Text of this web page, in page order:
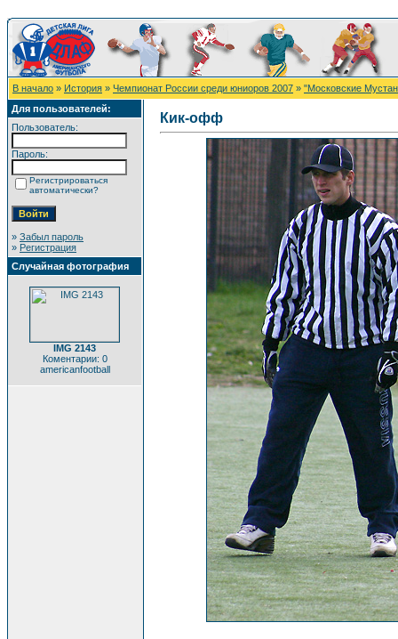
В начало » История » Чемпионат России среди юниоров 2007 » "Московские
Для пользователей:
Пользователь:
Пароль:
Регистрироваться
автоматически?
» Забыл пароль
» Регистрация
Случайная фотография
IMG 2143
Коментарии: 0
americanfootball
Кик-офф